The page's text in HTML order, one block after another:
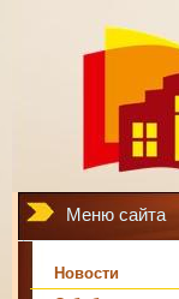
Меню сайта
Новости